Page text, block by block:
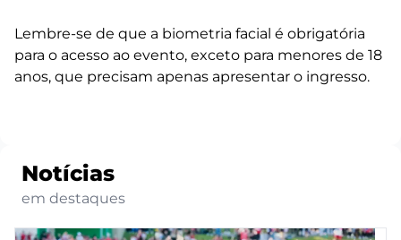
Lembre-se de que a biometria facial é obrigatória
para o acesso ao evento, exceto para menores de 18
anos, que precisam apenas apresentar o ingresso.
Notícias
em destaques